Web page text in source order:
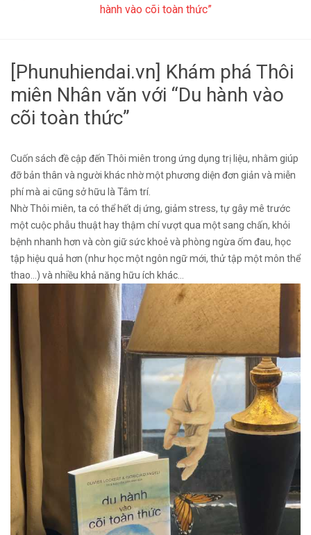
hành vào cõi toàn thức”
[Phunuhiendai.vn] Khám phá Thôi
miên Nhân văn với “Du hành vào
cõi toàn thức”
Cuốn sách đề cập đến Thôi miên trong ứng dụng trị liệu, nhằm giúp
đỡ bản thân và người khác nhờ một phương diện đơn giản và miễn
phí mà ai cũng sở hữu là Tâm trí.
Nhờ Thôi miên, ta có thể hết dị ứng, giảm stress, tự gây mê trước
một cuộc phẫu thuật hay thậm chí vượt qua một sang chấn, khỏi
bệnh nhanh hơn và còn giữ sức khoẻ và phòng ngừa ốm đau, học
tập hiệu quả hơn (như học một ngôn ngữ mới, thử tập một môn thể
thao…) và nhiều khả năng hữu ích khác…